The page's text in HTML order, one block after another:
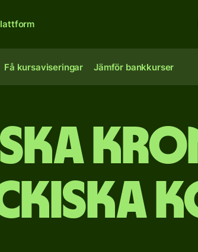
Få kursaviseringar Jämför bankkurser